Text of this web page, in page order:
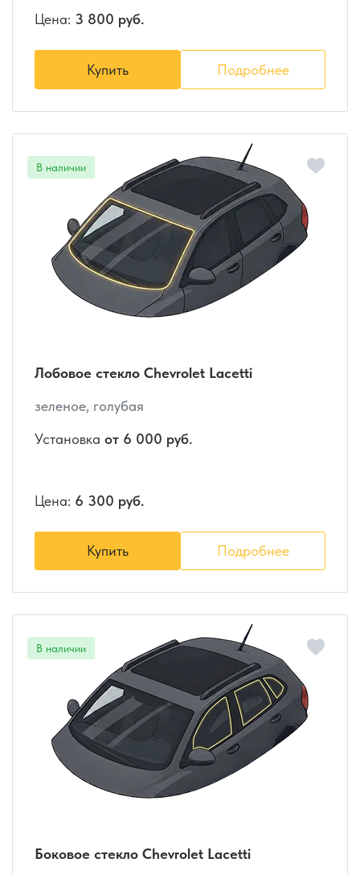
Цена: 3 800 руб.
Купить Подробнее
Лобовое стекло Chevrolet Lacetti
зеленое, голубая
Установка от 6 000 руб.
Цена: 6 300 руб.
Купить Подробнее
Боковое стекло Chevrolet Lacetti